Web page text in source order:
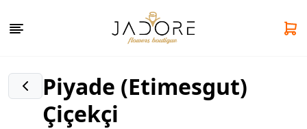
Piyade (Etimesgut)
Çiçekçi